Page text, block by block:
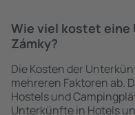
Wie viel kostet eine
Zámky?
Die Kosten der
mehreren Faktoren ab.
Hostels und
Unterkünfte in Hotels